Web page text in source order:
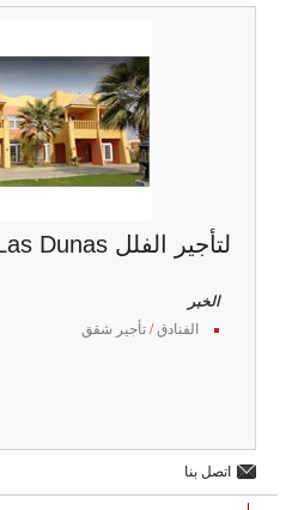
لتأجير الفلل Las Dunas
الخبر
الفنادق/ تأجير شقق
اتصل بنا